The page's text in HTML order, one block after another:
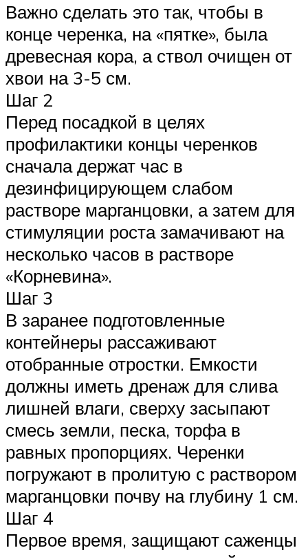
Важно сделать это так, чтобы в
конце черенка, на «пятке», была
древесная кора, а ствол очищен от
хвои на 3-5 см.
Шаг 2
Перед посадкой в целях
профилактики концы черенков
сначала держат час в
дезинфицирующем слабом
растворе марганцовки, а затем для
стимуляции роста замачивают на
несколько часов в растворе
«Корневина».
Шаг 3
В заранее подготовленные
контейнеры рассаживают
отобранные отростки. Емкости
должны иметь дренаж для слива
лишней влаги, сверху засыпают
смесь земли, песка, торфа в
равных пропорциях. Черенки
погружают в пролитую с раствором
марганцовки почву на глубину 1 см.
Шаг 4
Первое время, защищают саженцы